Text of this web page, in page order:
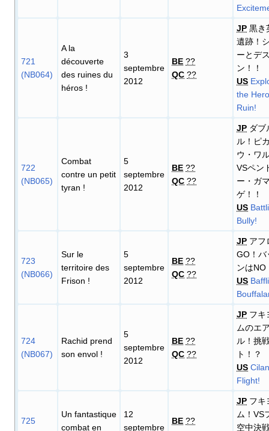
721
(NB064)
A la
découverte
des ruines du
héros !
3
septembre
2012
BE ??
QC ??
JP 黒き
遺跡！
ーとデ
ン！！
US
the
Ruin!
722
(NB065)
Combat
contre un petit
tyran !
5
septembre
2012
BE ??
QC ??
JP ダブ
ル！ピ
ウ・ワ
VSペン
ー・ガ
ゲ！！
US
Bully!
723
(NB066)
Sur le
territoire des
Frison !
5
septembre
2012
BE ??
QC ??
JP アフ
GO！バ
ンはNO
US
724
(NB067)
Rachid prend
son envol !
5
septembre
2012
BE ??
QC ??
JP フキ
ムのエ
ル！挑
ト！？
US
Flight!
725
Un fantastique
combat en
12
septembre
BE ??
JP フキ
ム！VS
空中決